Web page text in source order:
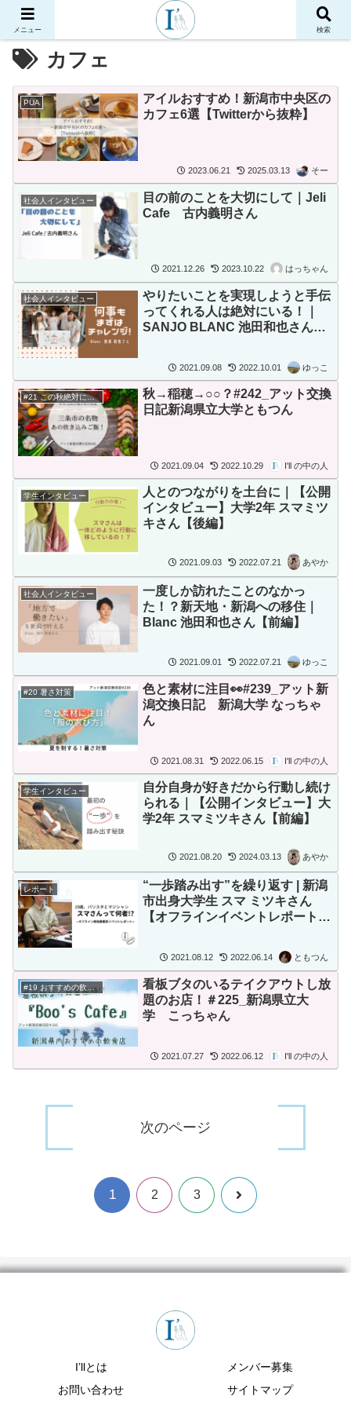
カフェ
PUA
アイルおすすめ！新潟市中央区の
カフェ6選【Twitterから抜粋】
2023.06.21 2025.03.13 そー
社会人インタビュー
目の前のことを大切にして｜Jeli
Cafe 古内義明さん
2021.12.26 2023.10.22 はっちゃん
社会人インタビュー
やりたいことを実現しようと手伝
ってくれる人は絶対にいる！｜
SANJO BLANC 池田和也さん
2021.09.08 2022.10.01 ゆっこ
#21 この秋絶対に食べたいもの
秋→稲穂→○○？#242_アット交換
日記新潟県立大学ともつん
2021.09.04 2022.10.29 I'll の中の人
学生インタビュー
人とのつながりを土台に｜【公開
インタビュー】大学2年 スマミツ
キさん【後編】
2021.09.03 2022.07.21 あやか
社会人インタビュー
一度しか訪れたことのなかっ
た！？新天地・新潟への移住｜
Blanc 池田和也さん【前編】
2021.09.01 2022.07.21 ゆっこ
#20 暑さ対策
色と素材に注目👀#239_アット新
潟交換日記 新潟大学 なっちゃ
ん
2021.08.31 2022.06.15 I'll の中の人
学生インタビュー
自分自身が好きだから行動し続け
られる｜【公開インタビュー】大
学2年 スマミツキさん【前編】
2021.08.20 2024.03.13 あやか
レポート
“一歩踏み出す”を繰り返す | 新潟
市出身大学生 スマ ミツキさん
【オフラインイベントレポート記
2021.08.12 2022.06.14 ともつん
#19 おすすめの飲食店
看板ブタのいるテイクアウトし放
題のお店！＃225_新潟県立大
学 こっちゃん
2021.07.27 2022.06.12 I'll の中の人
次のページ
1 2 3 次
I’llとは
メンバー募集
お問い合わせ
サイトマップ
メニュー 検索